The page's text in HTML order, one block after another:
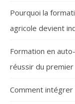
Pourquoi la
agricole devient
Formation en
réussir du premier
Comment intégrer